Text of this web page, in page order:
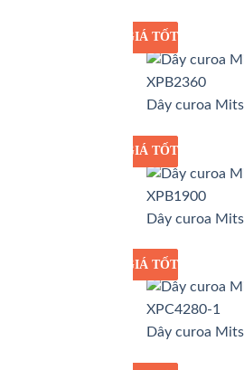
GIÁ SỈ
GIÁ TỐT
Dây curoa
GIÁ SỈ
GIÁ TỐT
Dây curoa
GIÁ SỈ
GIÁ TỐT
Dây curoa